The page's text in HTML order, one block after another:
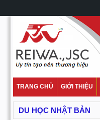
TRANG CHỦ GIỚI THIỆU
DU HỌC NHẬT BẢN